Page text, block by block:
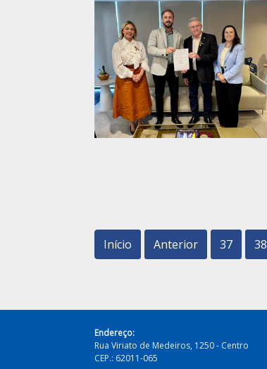
Início Anterior 37 38
Endereço:
Rua Viriato de Medeiros, 1250 - Centro
CEP.: 62011-065